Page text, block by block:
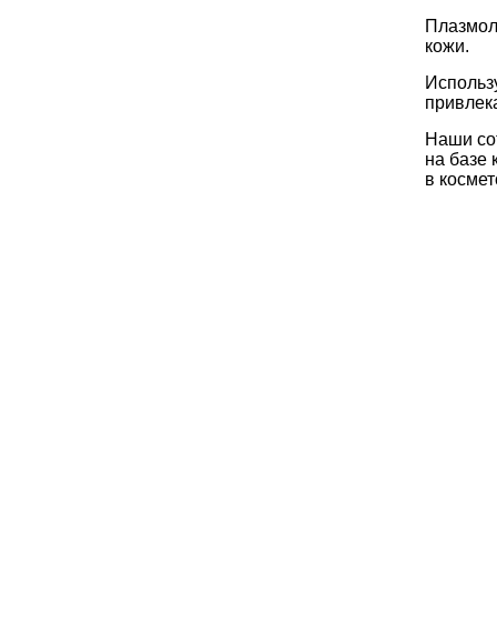
кожи.
Наши
на базе
в